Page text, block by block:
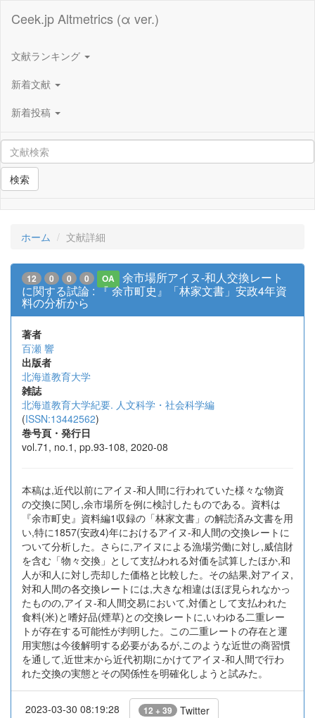
Ceek.jp Altmetrics (α ver.)
文献ランキング
新着文献
新着投稿
検索
ホーム 文献詳細
12 0 0 0 OA
余市場所アイヌ-和人交換レート
に関する試論 : 『 余市町史』「林家文書」安政4年資
料の分析から
著者
百瀬 響
出版者
北海道教育大学
雑誌
北海道教育大学紀要. 人文科学・社会科学編
(ISSN:13442562)
巻号頁・発行日
vol.71, no.1, pp.93-108, 2020-08
本稿は,近代以前にアイヌ-和人間に行われていた様々な物資
の交換に関し,余市場所を例に検討したものである。資料は
『余市町史』資料編1収録の「林家文書」の解読済み文書を用
い,特に1857(安政4)年におけるアイヌ-和人間の交換レートに
ついて分析した。さらに,アイヌによる漁場労働に対し,威信財
を含む「物々交換」として支払われる対価を試算したほか,和
人が和人に対し売却した価格と比較した。その結果,対アイヌ,
対和人間の各交換レートには,大きな相違はほぼ見られなかっ
たものの,アイヌ-和人間交易において,対価として支払われた
食料(米)と嗜好品(煙草)との交換レートに,いわゆる二重レー
トが存在する可能性が判明した。この二重レートの存在と運
用実態は今後解明する必要があるが,このような近世の商習慣
を通して,近世末から近代初期にかけてアイヌ-和人間で行わ
れた交換の実態とその関係性を明確化しようと試みた。
2023-03-30 08:19:28 12 + 39 Twitter